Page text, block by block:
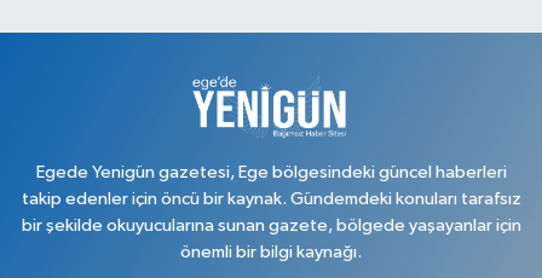
Egede Yenigün gazetesi, Ege bölgesindeki güncel haberleri
takip edenler için öncü bir kaynak. Gündemdeki konuları tarafsız
bir şekilde okuyucularına sunan gazete, bölgede yaşayanlar için
önemli bir bilgi kaynağı.